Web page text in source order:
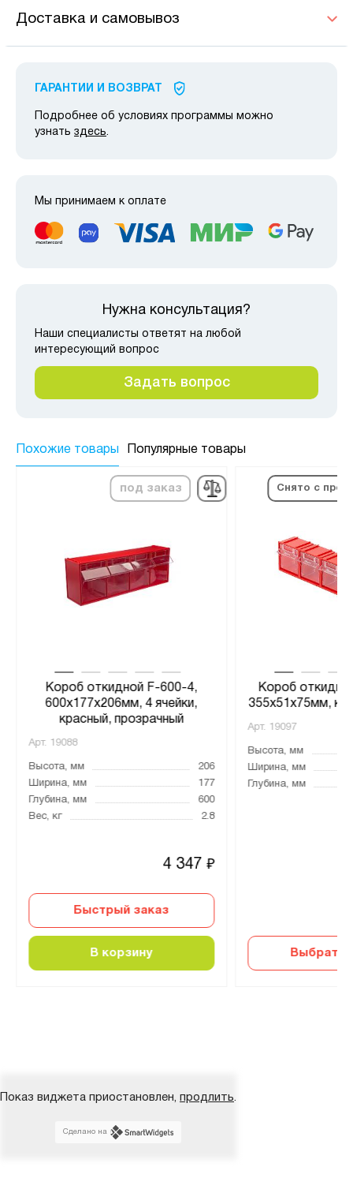
Доставка и самовывоз
ГАРАНТИИ И ВОЗВРАТ
Подробнее об условиях программы можно
узнать здесь.
Мы принимаем к оплате
Нужна консультация?
Наши специалисты ответят на любой
интересующий вопрос
Задать вопрос
Похожие товары Популярные товары
под заказ
Короб откидной F-600-4,
600х177х206мм, 4 ячейки,
красный, прозрачный
Арт. 19088
Высота, мм
206
Ширина, мм
177
Глубина, мм
600
Вес, кг
2.8
4 347₽
Быстрый заказ
В корзину
Снято с
Короб
355х51х75мм,
Арт. 19097
Высота, мм
Ширина, мм
Глубина, мм
Выбрать
Показ виджета приостановлен, продлить.
Сделано на